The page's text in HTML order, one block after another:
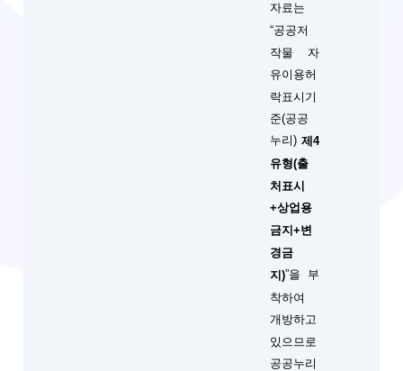
자료는
“공공저
작물 자
유이용허
락표시기
준(공공
누리) 제4
유형(출
처표시
+상업용
금지+변
경금
지)”을 부
착하여
개방하고
있으므로
공공누리